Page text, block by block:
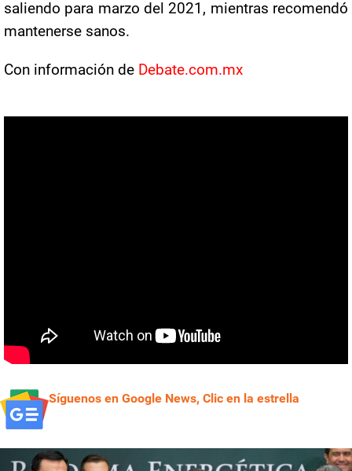
saliendo para marzo del 2021, mientras recomendó
mantenerse sanos.
Con información de Debate.com.mx
Síguenos en Google News, Clic en la estrella